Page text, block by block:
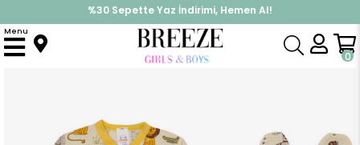
%30 Sepette Yaz İndirimi, Hemen Al!
İndirimlere ek %10 İndirimi Kap, Hemen Üye Ol!
0
Menu
Anasayfa Hastane Çıkışı